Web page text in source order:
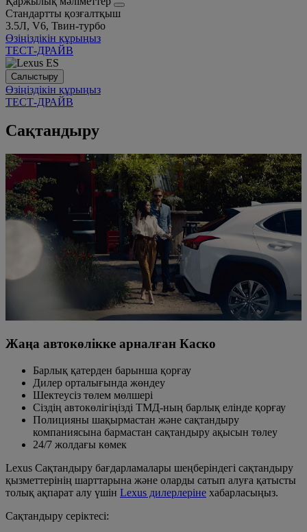
Стандартты қозғалтқыш
3.5Л, V6, Твин-турбо
Өзіңіздікін құрыңыз
ТЕСТ-ДРАЙВ
Салыстыру
Өзіңіздікін құрыңыз
ТЕСТ-ДРАЙВ
Сақтандыру
Жаңа автокөлікке арналған Каско
Барлық қатерден барынша қорғау
Дилер орталығында жөндеу
Шектеусіз төлем мөлшері
Сіздің автокөлігіңізді ТМД-ның барлық елінде қорғау
Полицияны шақырмастан және сақтандыру
компаниясына бармастан сақтандыру ақысын төлеу
24/7 жолдағы көмек
Lexus Сақтандыру бағдарламалары шеңберіндегі сақтандыру
қызметтерінің шарттарына және оларды сатып алуға қатысты
толық ақпарат алу үшін Lexus дилерлеріне хабарласыңыз.
Сақтандыру серіктесі: